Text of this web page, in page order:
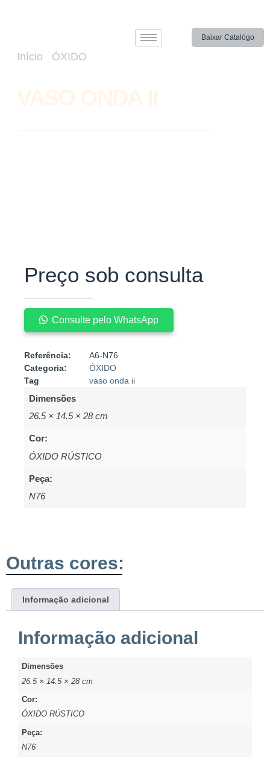
Baixar Catalógo
Início ÓXIDO
Preço sob consulta
Consulte pelo WhatsApp
Referência:
A6-N76
Categoria:
ÓXIDO
Tag
vaso onda ii
Dimensões
26.5 × 14.5 × 28 cm
Cor:
ÓXIDO RÚSTICO
Peça:
N76
Outras cores:
Informação adicional
Informação adicional
Dimensões
26.5 × 14.5 × 28 cm
Cor:
ÓXIDO RÚSTICO
Peça:
N76